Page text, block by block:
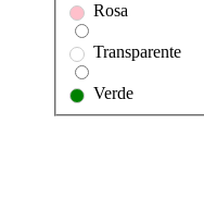
Rosa
Transparente
Verde